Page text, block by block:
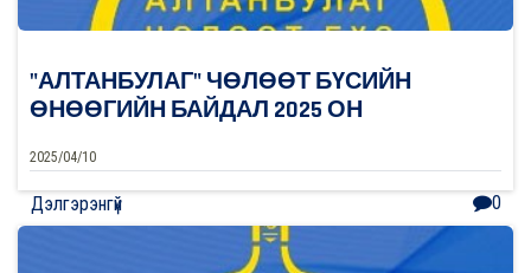
"АЛТАНБУЛАГ" ЧӨЛӨӨТ БҮСИЙН
ӨНӨӨГИЙН БАЙДАЛ 2025 ОН
2025/04/10
Дэлгэрэнгүй 0